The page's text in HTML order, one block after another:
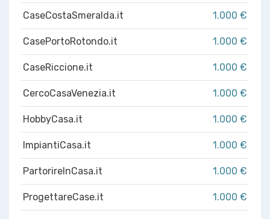
CaseCostaSmeralda.it 1.000 €
CasePortoRotondo.it 1.000 €
CaseRiccione.it 1.000 €
CercoCasaVenezia.it 1.000 €
HobbyCasa.it 1.000 €
ImpiantiCasa.it 1.000 €
PartorireInCasa.it 1.000 €
ProgettareCase.it 1.000 €